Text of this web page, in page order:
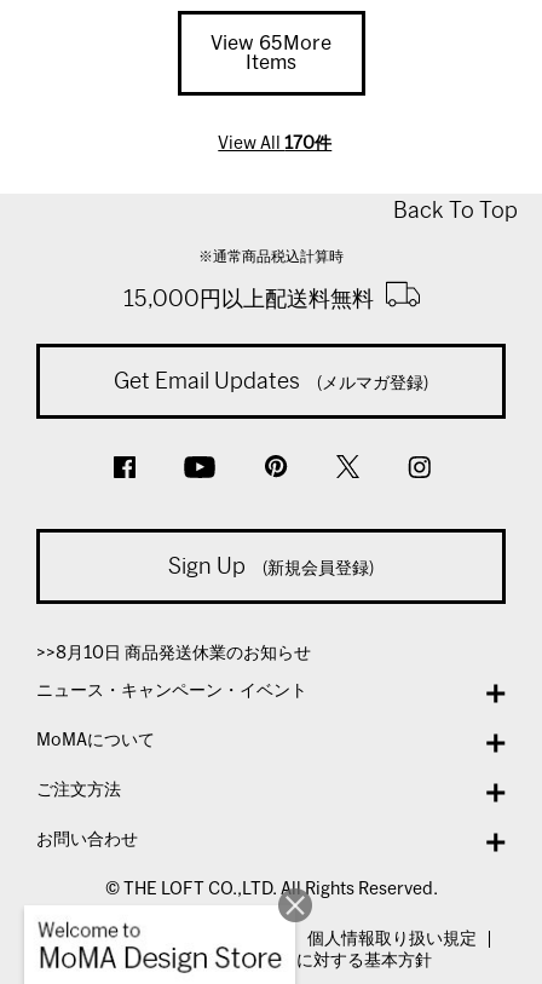
View 65More
Items
View All170件
Back To Top
※通常商品税込計算時
15,000円以上配送料無料
Get Email Updates (メルマガ登録)
Sign Up (新規会員登録)
>>8月10日 商品発送休業のお知らせ
ニュース・キャンペーン・イベント
MoMAについて
ご注文方法
お問い合わせ
© THE LOFT CO.,LTD. All Rights Reserved.
特定商取引法表示
個人情報取り扱い規定
カスタマーハラスメントに対する基本方針